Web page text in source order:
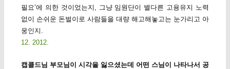
필요’에 의한 것이었는지, 그냥 임원단이 별다른 고용유지 노력
없이 손쉬운 돈벌이로 사람들을 대량 해고해놓고는 눈가리고 아
웅인지.
12. 2012.
캡콜드님 부모님이 시각을 잃으셨는데 어떤 스님이 나타나서 공